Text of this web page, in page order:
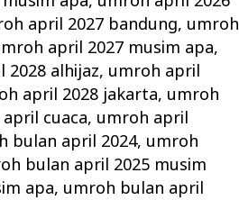
april 2027 bandung, umroh
april 2027 musim apa,
2028 alhijaz, umroh april
april 2028 jakarta, umroh
cuaca, umroh april
bulan april 2024, umroh
bulan april 2025 musim
apa, umroh bulan april